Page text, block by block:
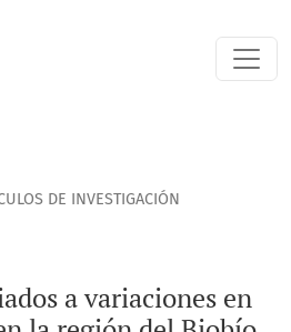
variaciones en puntajes Simce en
DE INVESTIGACIÓN
a variaciones en